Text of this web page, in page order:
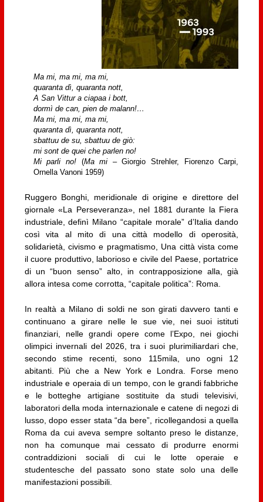
Ma mi, ma mi, ma mi,
quaranta dì, quaranta nott,
A San Vittur a ciapaa i bott,
dormì de can, pien de malann!…
Ma mi, ma mi, ma mi,
quaranta dì, quaranta nott,
sbattuu de su, sbattuu de giò:
mi sont de quei che parlen no!
Mi parli no!(Ma mi – Giorgio Strehler, Fiorenzo Carpi,
Ornella Vanoni 1959)
Ruggero Bonghi, meridionale di origine e direttore del
giornale «La Perseveranza», nel 1881 durante la Fiera
industriale, definì Milano “capitale morale” d’Italia dando
così vita al mito di una città modello di operosità,
solidarietà, civismo e pragmatismo, Una città vista come
il cuore produttivo, laborioso e civile del Paese, portatrice
di un “buon senso” alto, in contrapposizione alla, già
allora intesa come corrotta, “capitale politica”: Roma.
In realtà a Milano di soldi ne son girati davvero tanti e
continuano a girare nelle le sue vie, nei suoi istituti
finanziari, nelle grandi opere come l’Expo, nei giochi
olimpici invernali del 2026, tra i suoi plurimiliardari che,
secondo stime recenti, sono 115mila, uno ogni 12
abitanti. Più che a New York e Londra. Forse meno
industriale e operaia di un tempo, con le grandi fabbriche
e le botteghe artigiane sostituite da studi televisivi,
laboratori della moda internazionale e catene di negozi di
lusso, dopo esser stata “da bere”, ricollegandosi a quella
Roma da cui aveva sempre soltanto preso le distanze,
non ha comunque mai cessato di produrre enormi
contraddizioni sociali di cui le lotte operaie e
studentesche del passato sono state solo una delle
manifestazioni possibili.